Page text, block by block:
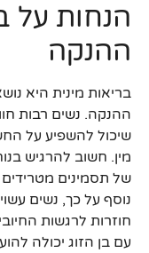
הנחות על
ההנקה
בריאות מינית היא
ההנקה. נשים רבות
שיכול להשפיע על
מין. חשוב להרגיש
של תסמינים
נוסף על כך, נשים
חוזרות לרגשות
עם בן הזוג יכולה